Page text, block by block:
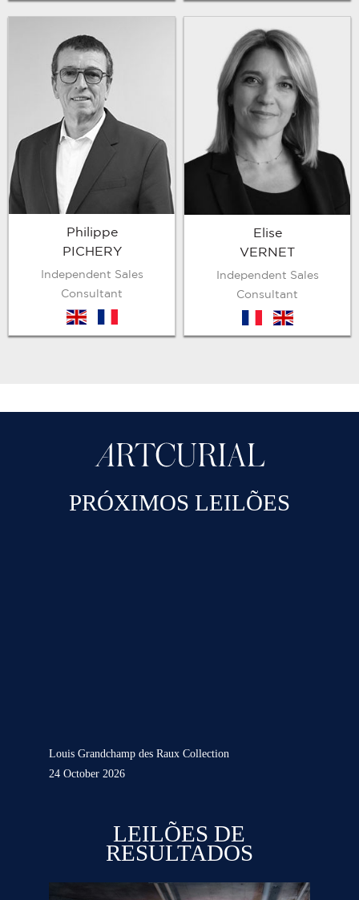
Philippe
PICHERY
Independent Sales
Consultant
en
Elise
VERNET
Independent Sales
Consultant
en
PRÓXIMOS LEILÕES
Louis Grandchamp des Raux Collection
24 October 2026
LEILÕES DE
RESULTADOS